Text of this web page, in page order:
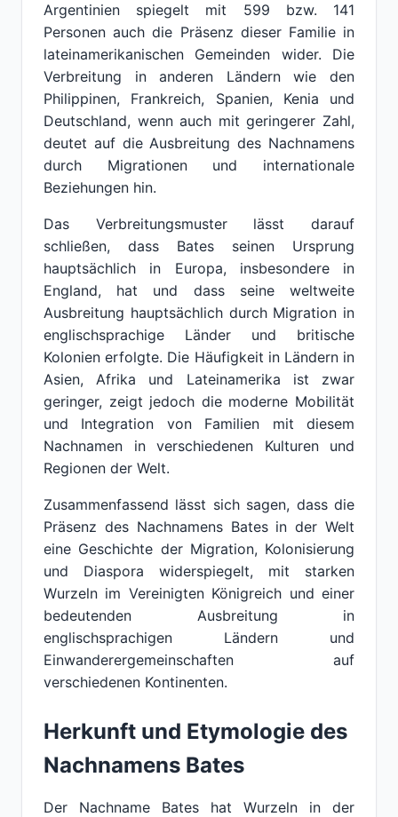
Argentinien spiegelt mit 599 bzw. 141
Personen auch die Präsenz dieser Familie in
lateinamerikanischen Gemeinden wider. Die
Verbreitung in anderen Ländern wie den
Philippinen, Frankreich, Spanien, Kenia und
Deutschland, wenn auch mit geringerer Zahl,
deutet auf die Ausbreitung des Nachnamens
durch Migrationen und internationale
Beziehungen hin.
Das Verbreitungsmuster lässt darauf
schließen, dass Bates seinen Ursprung
hauptsächlich in Europa, insbesondere in
England, hat und dass seine weltweite
Ausbreitung hauptsächlich durch Migration in
englischsprachige Länder und britische
Kolonien erfolgte. Die Häufigkeit in Ländern in
Asien, Afrika und Lateinamerika ist zwar
geringer, zeigt jedoch die moderne Mobilität
und Integration von Familien mit diesem
Nachnamen in verschiedenen Kulturen und
Regionen der Welt.
Zusammenfassend lässt sich sagen, dass die
Präsenz des Nachnamens Bates in der Welt
eine Geschichte der Migration, Kolonisierung
und Diaspora widerspiegelt, mit starken
Wurzeln im Vereinigten Königreich und einer
bedeutenden Ausbreitung in
englischsprachigen Ländern und
Einwanderergemeinschaften auf
verschiedenen Kontinenten.
Herkunft und Etymologie des
Nachnamens Bates
Der Nachname Bates hat Wurzeln in der